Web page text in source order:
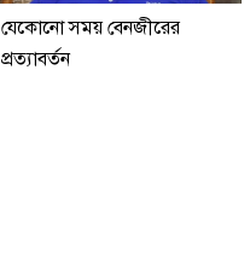
যেকোনো সময় বেনজীরের
প্রত্যাবর্তন